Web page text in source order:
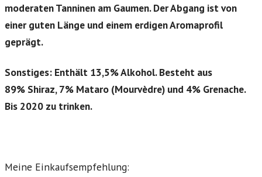
moderaten Tanninen am Gaumen. Der Abgang ist von
einer guten Länge und einem erdigen Aromaprofil
geprägt.
Sonstiges: Enthält 13,5% Alkohol.Besteht aus
89% Shiraz, 7% Mataro (Mourvèdre) und 4% Grenache.
Bis 2020 zu trinken.
Meine Einkaufsempfehlung: